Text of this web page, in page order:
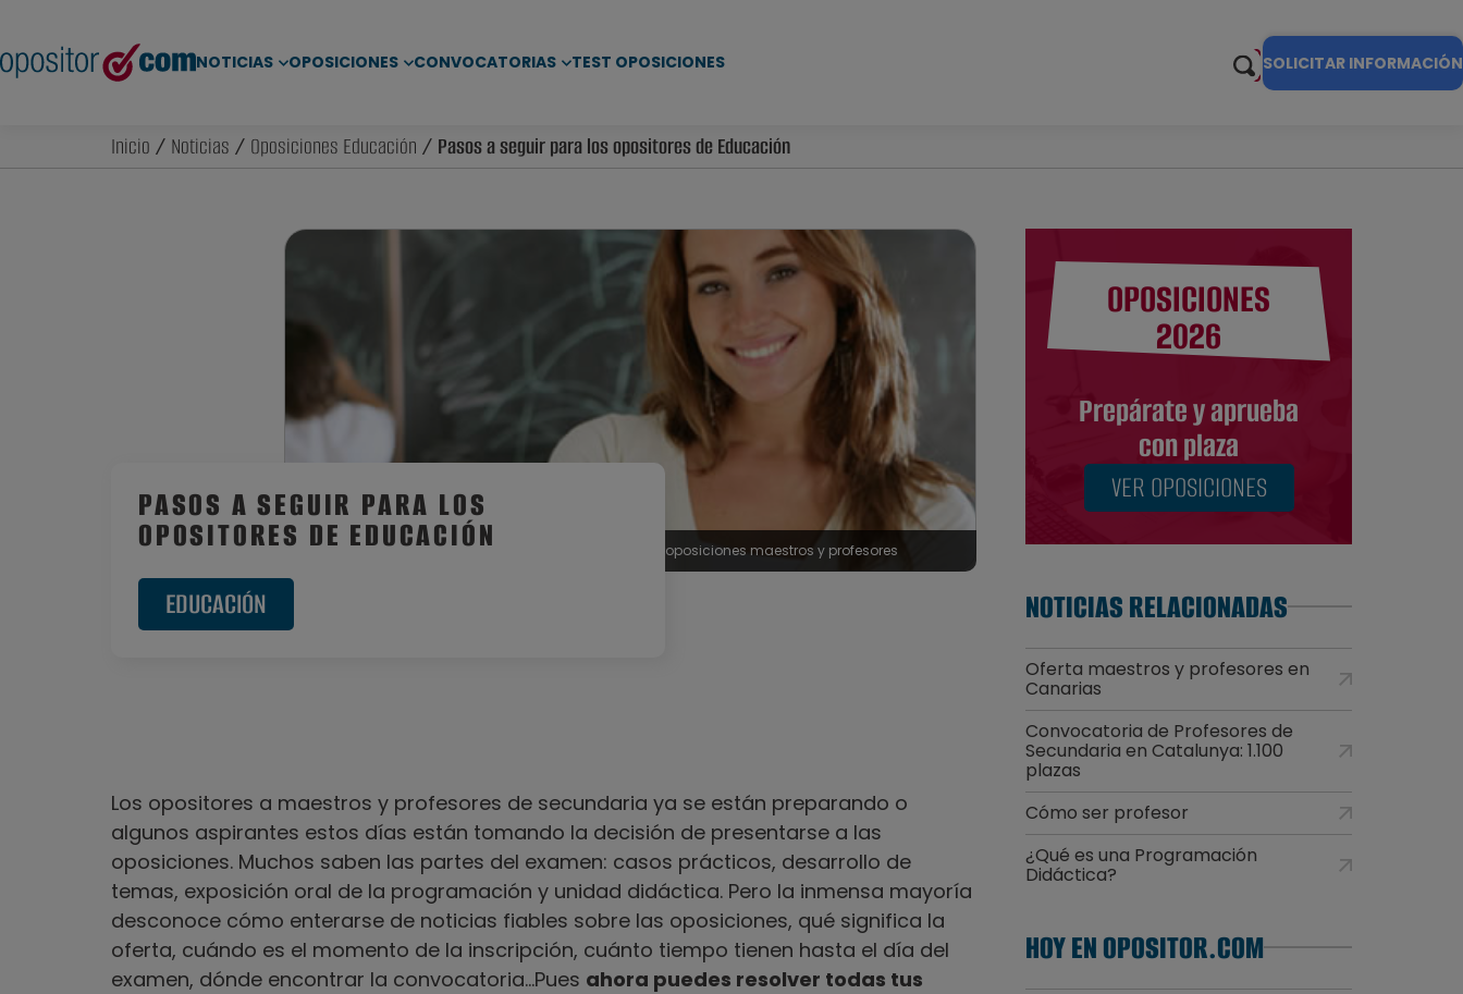
NOTICIAS OPOSICIONES CONVOCATORIAS TEST OPOSICIONES SOLICITAR INFORMACIÓN
Inicio / Noticias / Oposiciones Educación / Pasos a seguir para los opositores de Educación
oposiciones maestros y profesores
PASOS A SEGUIR PARA LOS
OPOSITORES DE EDUCACIÓN
EDUCACIÓN
Los opositores a maestros y profesores de secundaria ya se están preparando o
algunos aspirantes estos días están tomando la decisión de presentarse a las
oposiciones. Muchos saben las partes del examen: casos prácticos, desarrollo de
temas, exposición oral de la programación y unidad didáctica. Pero la inmensa mayoría
desconoce cómo enterarse de noticias fiables sobre las oposiciones, qué significa la
oferta, cuándo es el momento de la inscripción, cuánto tiempo tienen hasta el día del
examen, dónde encontrar la convocatoria…Pues ahora puedes resolver todas tus
OPOSICIONES
2026
Prepárate y aprueba
con plaza
VER OPOSICIONES
NOTICIAS RELACIONADAS
Oferta maestros y profesores en
Canarias
Convocatoria de Profesores de
Secundaria en Catalunya: 1.100
plazas
Cómo ser profesor
¿Qué es una Programación
Didáctica?
HOY EN OPOSITOR.COM